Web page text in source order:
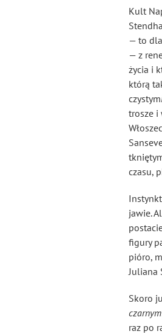
Kult
— to
— z
życia i
którą
czystym
trosze i
czasu,
jawie.
figury
pióro,
Juliana
Skoro
czarnym
raz po